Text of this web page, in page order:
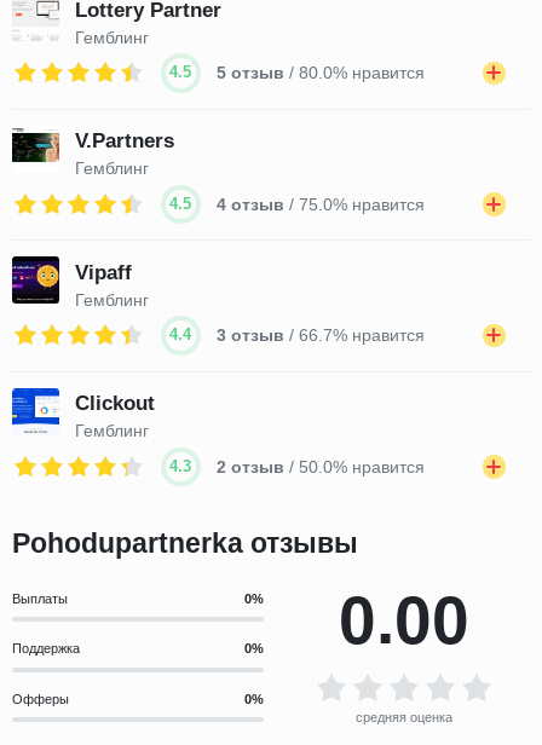
Lottery Partner
Гемблинг
4.5 5 отзыв / 80.0% нравится
V.Partners
Гемблинг
4.5 4 отзыв / 75.0% нравится
Vipaff
Гемблинг
4.4 3 отзыв / 66.7% нравится
Clickout
Гемблинг
4.3 2 отзыв / 50.0% нравится
Pohodupartnerka отзывы
Выплаты
Поддержка
Офферы
0.00
средняя оценка